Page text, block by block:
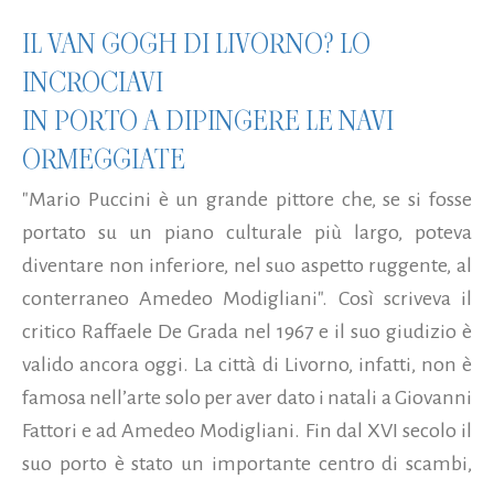
IL VAN GOGH DI LIVORNO? LO
INCROCIAVI
IN PORTO A DIPINGERE LE NAVI
ORMEGGIATE
"Mario Puccini è un grande pittore che, se si fosse
portato su un piano culturale più largo, poteva
diventare non inferiore, nel suo aspetto ruggente, al
conterraneo Amedeo Modigliani". Così scriveva il
critico Raffaele De Grada nel 1967 e il suo giudizio è
valido ancora oggi. La città di Livorno, infatti, non è
famosa nell’arte solo per aver dato i natali a Giovanni
Fattori e ad Amedeo Modigliani. Fin dal XVI secolo il
suo porto è stato un importante centro di scambi,